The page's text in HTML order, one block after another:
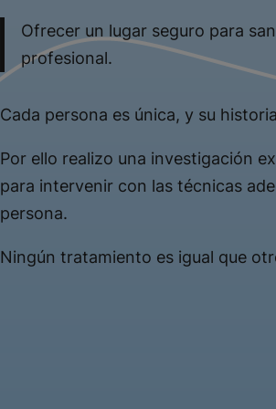
Ofrecer un lugar seguro para
profesional.
Cada persona es única, y su
Por ello realizo una investigación
para intervenir con las técnicas
persona.
Ningún tratamiento es igual que